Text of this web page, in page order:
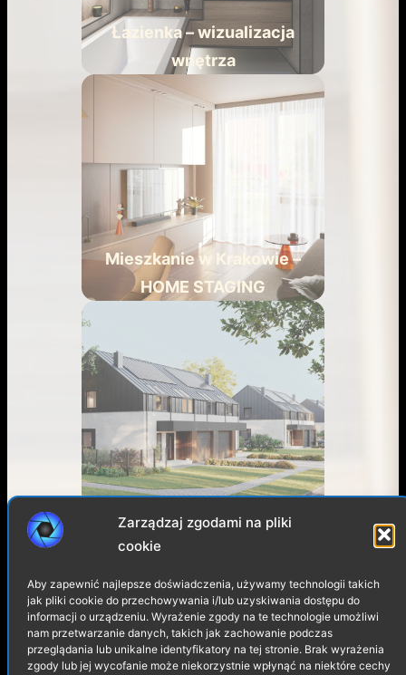
Zarządzaj zgodami na pliki
cookie
Aby zapewnić najlepsze doświadczenia, używamy technologii takich
jak pliki cookie do przechowywania i/lub uzyskiwania dostępu do
informacji o urządzeniu. Wyrażenie zgody na te technologie umożliwi
nam przetwarzanie danych, takich jak zachowanie podczas
przeglądania lub unikalne identyfikatory na tej stronie. Brak wyrażenia
zgody lub jej wycofanie może niekorzystnie wpłynąć na niektóre cechy
Łazienka – wizualizacja
wnętrza
Mieszkanie w Krakowie –
HOME STAGING
Na skraju lasu